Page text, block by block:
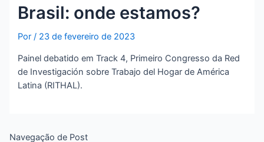
Brasil: onde estamos?
Por/ 23 de fevereiro de 2023
Painel debatido em Track 4, Primeiro Congresso da Red
de Investigación sobre Trabajo del Hogar de América
Latina (RITHAL).
Navegação de Post